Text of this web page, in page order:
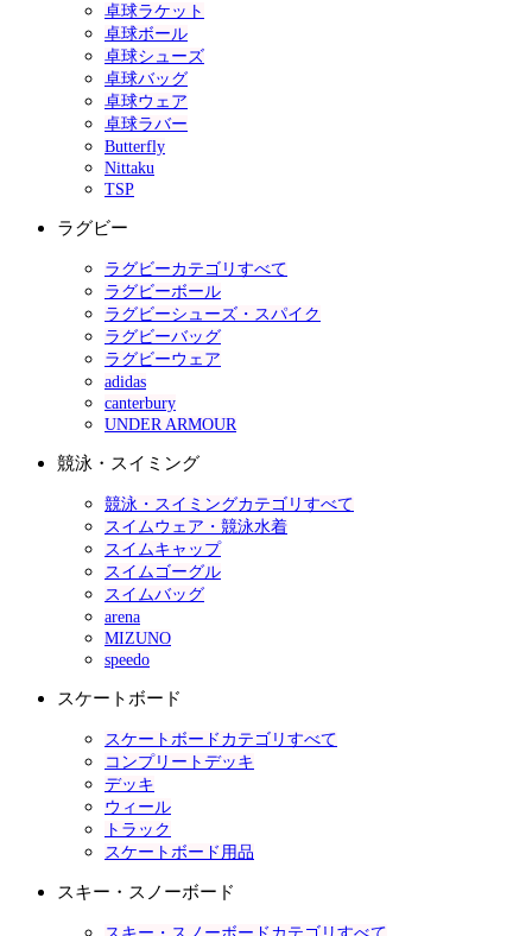
卓球ラケット
卓球ボール
卓球シューズ
卓球バッグ
卓球ウェア
卓球ラバー
Butterfly
Nittaku
TSP
ラグビー
ラグビーカテゴリすべて
ラグビーボール
ラグビーシューズ・スパイク
ラグビーバッグ
ラグビーウェア
adidas
canterbury
UNDER ARMOUR
競泳・スイミング
競泳・スイミングカテゴリすべて
スイムウェア・競泳水着
スイムキャップ
スイムゴーグル
スイムバッグ
arena
MIZUNO
speedo
スケートボード
スケートボードカテゴリすべて
コンプリートデッキ
デッキ
ウィール
トラック
スケートボード用品
スキー・スノーボード